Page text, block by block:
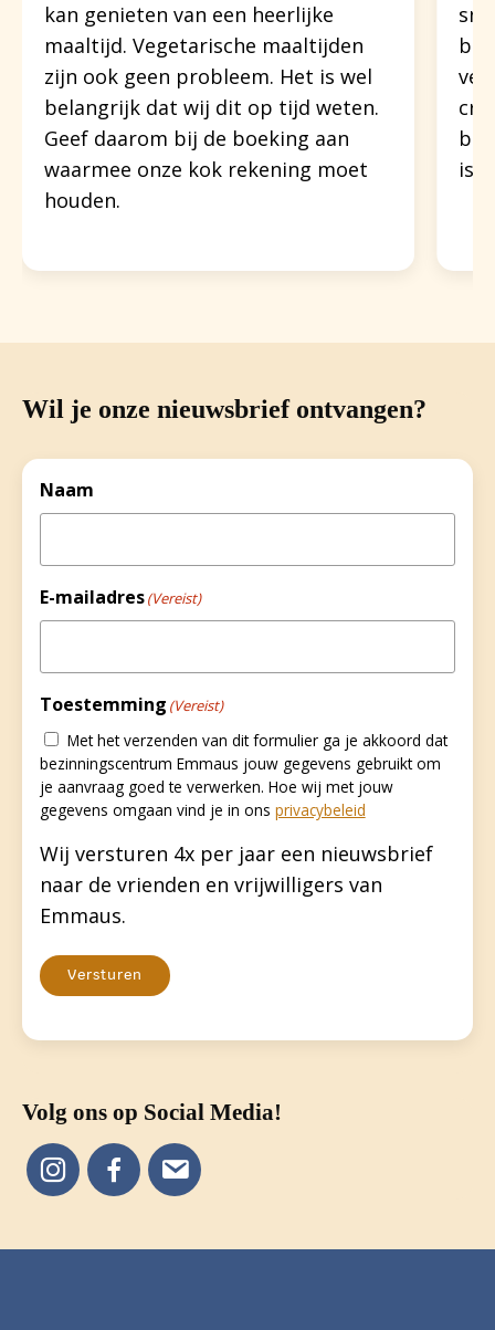
kan genieten van een heerlijke
maaltijd. Vegetarische maaltijden
zijn ook geen probleem. Het is wel
belangrijk dat wij dit op tijd weten.
Geef daarom bij de boeking aan
waarmee onze kok rekening moet
houden.
is
Wil je onze nieuwsbrief ontvangen?
Naam
E-mailadres(Vereist)
Toestemming (Vereist)
Met het verzenden van dit formulier ga je akkoord dat
bezinningscentrum Emmaus jouw gegevens gebruikt om
je aanvraag goed te verwerken. Hoe wij met jouw
gegevens omgaan vind je in ons privacybeleid
Wij versturen 4x per jaar een nieuwsbrief
naar de vrienden en vrijwilligers van
Emmaus.
Versturen
Volg ons op Social Media!